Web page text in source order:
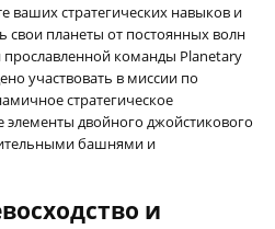
ваших стратегических навыков и
планеты от постоянных волн
прославленной команды Planetary
участвовать в миссии по
стратегическое
элементы двойного джойстикового
башнями и
и